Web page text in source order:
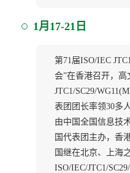
1月17-21日
第71届ISO/IEC
会”在香港召开，
JTC1/SC29/
表团团长率领30多
由中国全国信息技
国代表团主办，香
国继在北京、上海
ISO/IEC/JTC1/